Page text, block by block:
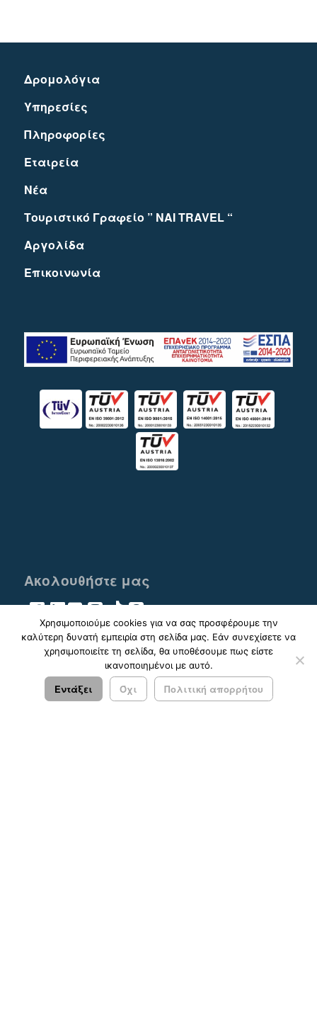
Δρομολόγια
Υπηρεσίες
Πληροφορίες
Εταιρεία
Νέα
Τουριστικό Γραφείο ” NAI TRAVEL “
Αργολίδα
Eπικοινωνία
Ακολουθήστε μας
© 2023 - 2026 ΚΤΕΛ ΑΡΓΟΛΙΔΑΣ ΑΕ |Πολιτική
Απορρήτου
Σχεδιασμός & Ανάπτυξη:ΙΜΕ Πληροφορική
Χρησιμοποιούμε cookies για να σας προσφέρουμε την
καλύτερη δυνατή εμπειρία στη σελίδα μας. Εάν συνεχίσετε να
χρησιμοποιείτε τη σελίδα, θα υποθέσουμε πως είστε
ικανοποιημένοι με αυτό.
Εντάξει Όχι Πολιτική απορρήτου